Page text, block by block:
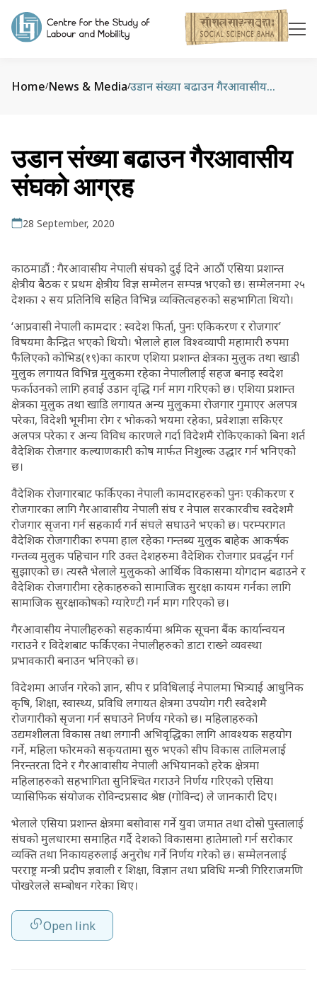
Home/News & Media/ उडान संख्या बढाउन गैरआवासीय संघको आग्रह
उडान संख्या बढाउन गैरआवासीय
संघको आग्रह
28 September, 2020
काठमाडौं : गैरआवासीय नेपाली संघको दुई दिने आठौं एसिया प्रशान्त
क्षेत्रीय बैठक र प्रथम क्षेत्रीय विज्ञ सम्मेलन सम्पन्न भएको छ। सम्मेलनमा २५
देशका २ सय प्रतिनिधि सहित विभिन्न व्यक्तित्वहरुको सहभागिता थियो।
‘आप्रवासी नेपाली कामदार : स्वदेश फिर्ता, पुनः एकिकरण र रोजगार’
विषयमा कैन्द्रित भएको थियो। भेलाले हाल विश्वव्यापी महामारी रुपमा
फैलिएको कोभिड(१९)का कारण एशिया प्रशान्त क्षेत्रका मुलुक तथा खाडी
मुलुक लगायत विभिन्न मुलुकमा रहेका नेपालीलाई सहज बनाइ स्वदेश
फर्काउनको लागि हवाई उडान वृद्धि गर्न माग गरिएको छ। एशिया प्रशान्त
क्षेत्रका मुलुक तथा खाडि लगायत अन्य मुलुकमा रोजगार गुमाएर अलपत्र
परेका, विदेशी भूमीमा रोग र भोकको भयमा रहेका, प्रवेशाज्ञा सकिएर
अलपत्र परेका र अन्य विविध कारणले गर्दा विदेशमै रोकिएकाको बिना शर्त
वैदेशिक रोजगार कल्याणकारी कोष मार्फत निशुल्क उद्धार गर्न भनिएको
छ।
वैदेशिक रोजगारबाट फर्किएका नेपाली कामदारहरुको पुनः एकीकरण र
रोजगारका लागि गैरआवासीय नेपाली संघ र नेपाल सरकारवीच स्वदेशमै
रोजगार सृजना गर्न सहकार्य गर्न संघले सघाउने भएको छ। परम्परागत
वैदेशिक रोजगारीका रुपमा हाल रहेका गन्तब्य मुलुक बाहेक आकर्षक
गन्तव्य मुलुक पहिचान गरि उक्त देशहरुमा वैदेशिक रोजगार प्रवर्द्धन गर्न
सुझाएको छ। त्यस्तै भेलाले मुलुकको आर्थिक विकासमा योगदान बढाउने र
वैदेशिक रोजगारीमा रहेकाहरुको सामाजिक सुरक्षा कायम गर्नका लागि
सामाजिक सुरक्षाकोषको ग्यारेण्टी गर्न माग गरिएको छ।
गैरआवासीय नेपालीहरुको सहकार्यमा श्रमिक सूचना बैंक कार्यान्वयन
गराउने र विदेशबाट फर्किएका नेपालीहरुको डाटा राख्ने व्यवस्था
प्रभावकारी बनाउन भनिएको छ।
विदेशमा आर्जन गरेको ज्ञान, सीप र प्रविधिलाई नेपालमा भित्र्याई आधुनिक
कृषि, शिक्षा, स्वास्थ्य, प्रविधि लगायत क्षेत्रमा उपयोग गरी स्वदेशमै
रोजगारीको सृजना गर्न सघाउने निर्णय गरेको छ। महिलाहरुको
उद्यमशीलता विकास तथा लगानी अभिवृद्धिका लागि आवश्यक सहयोग
गर्ने, महिला फोरमको सकृयतामा सुरु भएको सीप विकास तालिमलाई
निरन्तरता दिने र गैरआवासीय नेपाली अभियानको हरेक क्षेत्रमा
महिलाहरुको सहभागिता सुनिश्चित गराउने निर्णय गरिएको एसिया
प्यासिफिक संयोजक रोविन्दप्रसाद श्रेष्ठ (गोविन्द) ले जानकारी दिए।
भेलाले एसिया प्रशान्त क्षेत्रमा बसोवास गर्ने युवा जमात तथा दोस्रो पुस्तालाई
संघको मुलधारमा समाहित गर्दै देशको विकासमा हातेमालो गर्न सरोकार
व्यक्ति तथा निकायहरुलाई अनुरोध गर्ने निर्णय गरेको छ। सम्मेलनलाई
परराष्ट्र मन्त्री प्रदीप ज्ञवाली र शिक्षा, विज्ञान तथा प्रविधि मन्त्री गिरिराजमणि
पोखरेलले सम्बोधन गरेका थिए।
Open link